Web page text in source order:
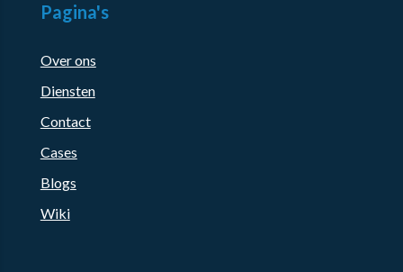
Pagina's
Over ons
Diensten
Contact
Cases
Blogs
Wiki